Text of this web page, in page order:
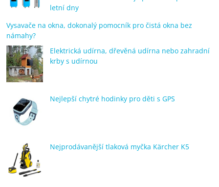
letní dny
Vysavače na okna, dokonalý pomocník pro čistá okna bez
námahy?
Elektrická udírna, dřevěná udírna nebo zahradní
krby s udírnou
Nejlepší chytré hodinky pro děti s GPS
Nejprodávanější tlaková myčka Kärcher K5